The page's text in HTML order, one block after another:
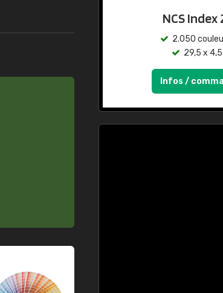
NCS Index
2.050
29,5 x
Infos /